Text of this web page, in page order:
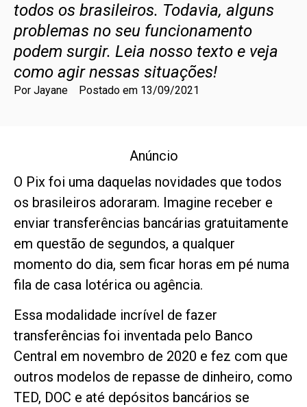
todos os brasileiros. Todavia, alguns
problemas no seu funcionamento
podem surgir. Leia nosso texto e veja
como agir nessas situações!
Por Jayane Postado em 13/09/2021
Anúncio
O Pix foi uma daquelas novidades que todos
os brasileiros adoraram. Imagine receber e
enviar transferências bancárias gratuitamente
em questão de segundos, a qualquer
momento do dia, sem ficar horas em pé numa
fila de casa lotérica ou agência.
Essa modalidade incrível de fazer
transferências foi inventada pelo Banco
Central em novembro de 2020 e fez com que
outros modelos de repasse de dinheiro, como
TED, DOC e até depósitos bancários se